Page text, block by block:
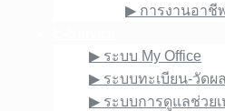
▶︎ การงานอาชี
▶︎ ระบบ My Office
▶︎ ระบบทะเบียน-วัดผ
▶︎ ระบบการดูแลช่วยเ